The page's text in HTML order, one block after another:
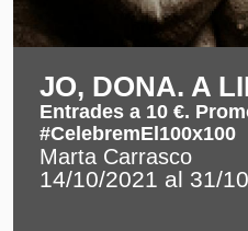
JO, DONA. A
Entrades a 10 €.
#CelebremEl100x100
Marta Carrasco
14/10/2021 al 31/